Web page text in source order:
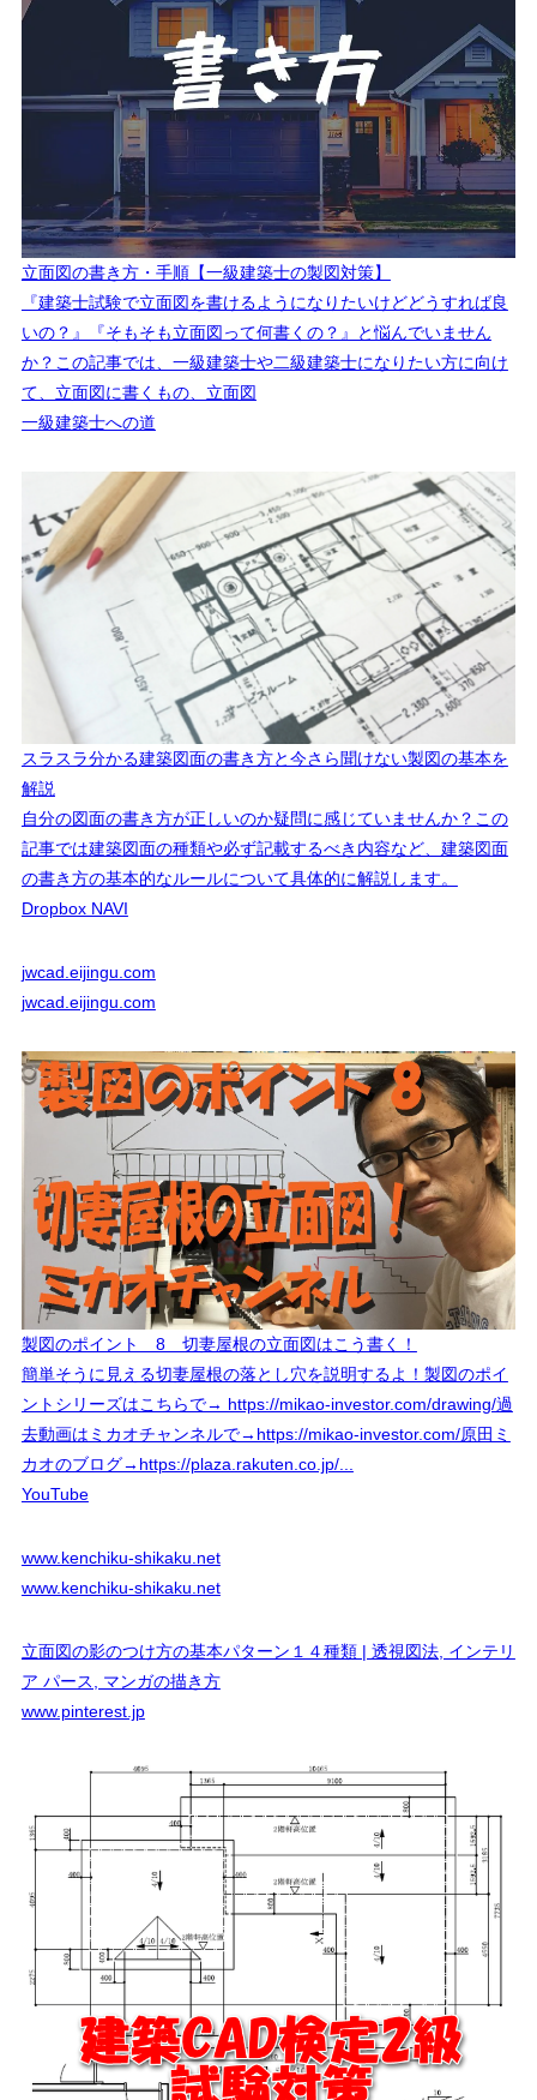
立面図の書き方・手順【一級建築士の製図対策】
『建築士試験で立面図を書けるようになりたいけどどうすれば良
いの？』『そもそも立面図って何書くの？』と悩んでいません
か？この記事では、一級建築士や二級建築士になりたい方に向け
て、立面図に書くもの、立面図
一級建築士への道
スラスラ分かる建築図面の書き方と今さら聞けない製図の基本を
解説
自分の図面の書き方が正しいのか疑問に感じていませんか？この
記事では建築図面の種類や必ず記載するべき内容など、建築図面
の書き方の基本的なルールについて具体的に解説します。
Dropbox NAVI
jwcad.eijingu.com
jwcad.eijingu.com
製図のポイント 8 切妻屋根の立面図はこう書く！
簡単そうに見える切妻屋根の落とし穴を説明するよ！製図のポイ
ントシリーズはこちらで→ https://mikao-investor.com/drawing/過
去動画はミカオチャンネルで→https://mikao-investor.com/原田ミ
カオのブログ→https://plaza.rakuten.co.jp/...
YouTube
www.kenchiku-shikaku.net
www.kenchiku-shikaku.net
立面図の影のつけ方の基本パターン１４種類 | 透視図法, インテリ
ア パース, マンガの描き方
www.pinterest.jp